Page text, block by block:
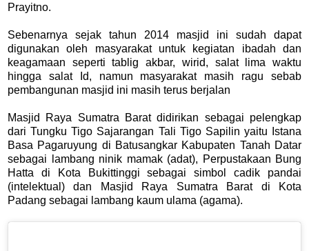
Prayitno.
Sebenarnya sejak tahun 2014 masjid ini sudah dapat
digunakan oleh masyarakat untuk kegiatan ibadah dan
keagamaan seperti tablig akbar, wirid, salat lima waktu
hingga salat Id, namun masyarakat masih ragu sebab
pembangunan masjid ini masih terus berjalan
Masjid Raya Sumatra Barat didirikan sebagai pelengkap
dari Tungku Tigo Sajarangan Tali Tigo Sapilin yaitu Istana
Basa Pagaruyung di Batusangkar Kabupaten Tanah Datar
sebagai lambang ninik mamak (adat), Perpustakaan Bung
Hatta di Kota Bukittinggi sebagai simbol cadik pandai
(intelektual) dan Masjid Raya Sumatra Barat di Kota
Padang sebagai lambang kaum ulama (agama).